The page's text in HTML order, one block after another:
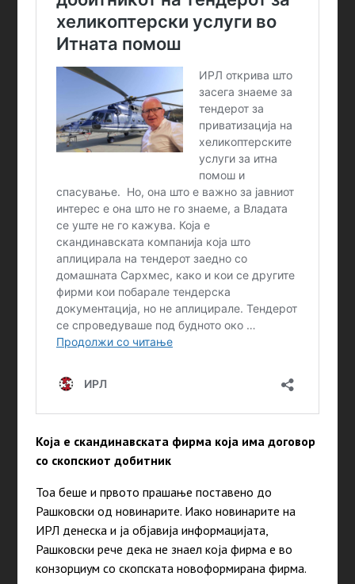
Која е скандинавската фирма која има договор
со скопскиот добитник
Тоа беше и првото прашање поставено до
Рашковски од новинарите. Иако новинарите на
ИРЛ денеска и ја објавија информацијата,
Рашковски рече дека не знаел која фирма е во
конзорциум со скопската новоформирана фирма.